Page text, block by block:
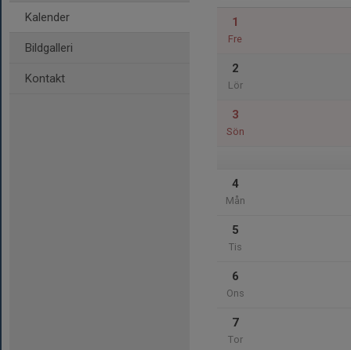
Kalender
Bildgalleri
Kontakt
1
Fre
2
Lör
3
Sön
4
Mån
5
Tis
6
Ons
7
Tor